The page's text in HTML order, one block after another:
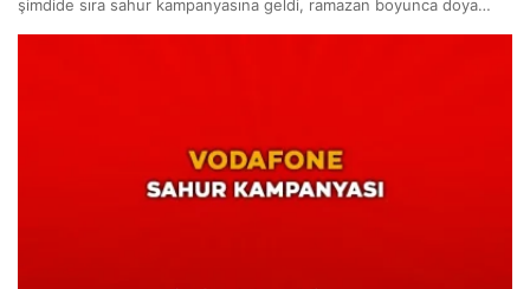
şimdide sıra sahur kampanyasına geldi, ramazan boyunca doya…